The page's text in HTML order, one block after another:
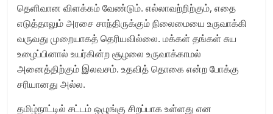
தெளிவான விளக்கம் வேண்டும். எல்லாவற்றிற்கும், எதை
எடுத்தாலும் அரசை சாந்திருக்கும் நிலைமையை உருவாக்கி
வருவது முறையாகத் தெரியவில்லை. மக்கள் தங்கள் சுய
உழைப்பினால் உயர்கின்ற சூழலை உருவாக்காமல்
அனைத்திற்கும் இலவசம். உதவித் தொகை என்ற போக்கு
சரியானது அல்ல.
தமிழ்நாட்டில் சட்டம் ஒழுங்கு சிறப்பாக உள்ளது என